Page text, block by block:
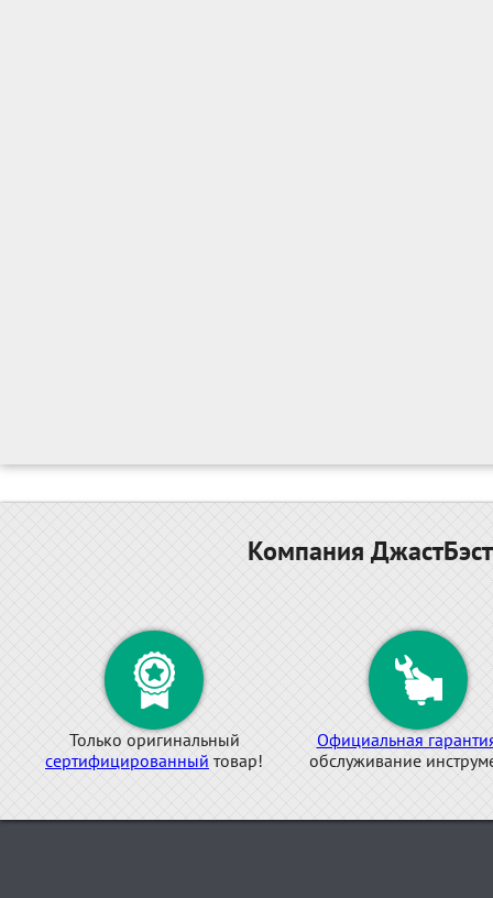
Компания
Только оригинальный
сертифицированный товар!
Официальная
обслуживание